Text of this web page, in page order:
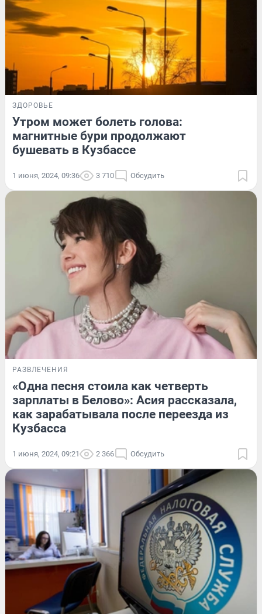
ЗДОРОВЬЕ
Утром может болеть голова:
магнитные бури продолжают
бушевать в Кузбассе
1 июня, 2024, 09:36 3 710 Обсудить
РАЗВЛЕЧЕНИЯ
«Одна песня стоила как четверть
зарплаты в Белово»: Асия рассказала,
как зарабатывала после переезда из
Кузбасса
1 июня, 2024, 09:21 2 366 Обсудить